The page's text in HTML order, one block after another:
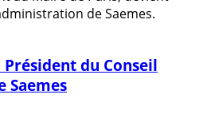
de Saemes.
du Conseil
Saemes